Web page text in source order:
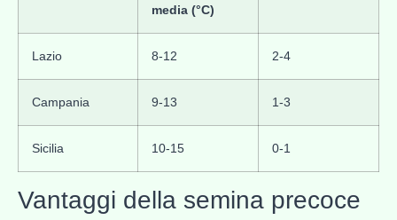
media (°C)
Lazio 8-12 2-4
Campania 9-13 1-3
Sicilia 10-15 0-1
Vantaggi della semina precoce